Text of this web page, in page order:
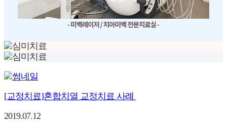
[교정치료]혼합치열 교정치료 사례
2019.07.12